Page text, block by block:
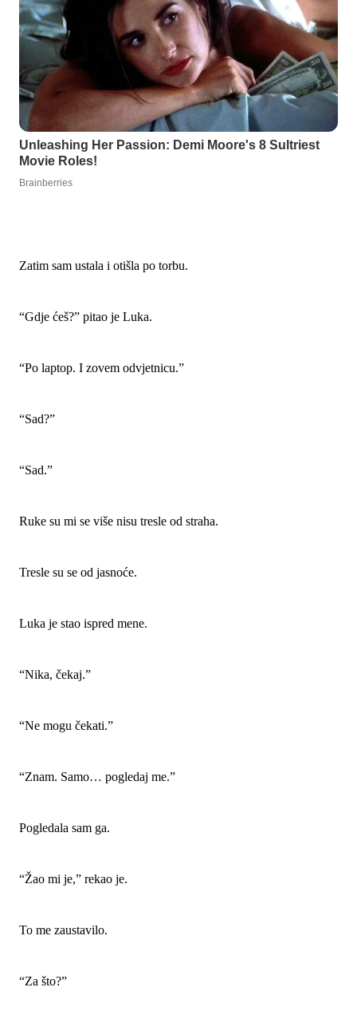
Zatim sam ustala i otišla po torbu.
“Gdje ćeš?” pitao je Luka.
“Po laptop. I zovem odvjetnicu.”
“Sad?”
“Sad.”
Ruke su mi se više nisu tresle od straha.
Tresle su se od jasnoće.
Luka je stao ispred mene.
“Nika, čekaj.”
“Ne mogu čekati.”
“Znam. Samo… pogledaj me.”
Pogledala sam ga.
“Žao mi je,” rekao je.
To me zaustavilo.
“Za što?”